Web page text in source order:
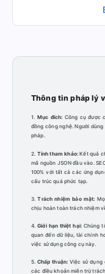
Thông tin pháp lý
1. Mục đích: Công cụ được
đồng công nghệ. Người
pháp.
2. Tính tham khảo: Kết quả
mã nguồn JSON đầu vào.
100% với tất cả các ứng
cấu trúc quá phức tạp.
3.Trách nhiệm bảo mật:
chịu hoàn toàn trách nhiệm
4.Giới hạn thiệt hại:Chúng
quan đến dữ liệu, tài chính
việc sử dụng công cụ này.
5.Chấp thuận: Việc sử dụng
các điều khoản miễn trừ